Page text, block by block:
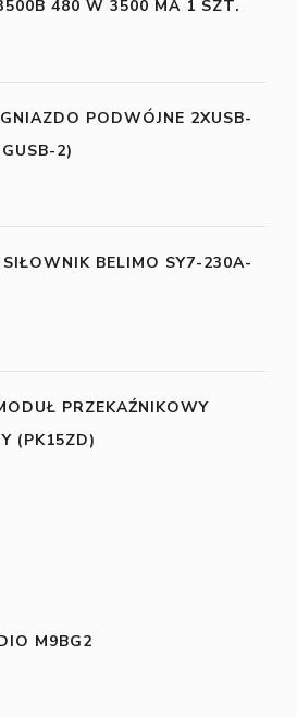
480 W 3500 MA 1 SZT.
PODWÓJNE 2XUSB-
2)
SIŁOWNIK BELIMO SY7-230A-
PRZEKAŹNIKOWY
(PK15ZD)
M9BG2